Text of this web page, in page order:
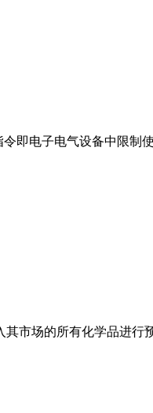
令即电子电气设备中限制
其市场的所有化学品进行